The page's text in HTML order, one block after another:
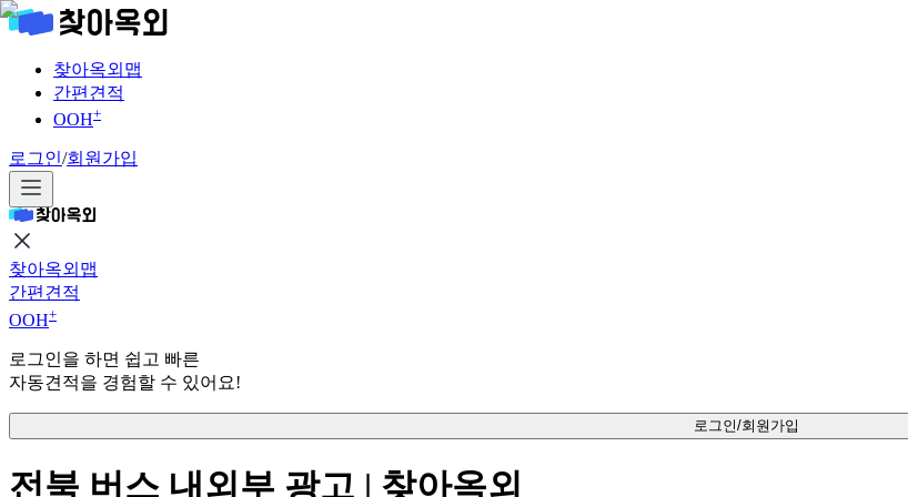
찾아옥외맵
간편견적
OOH+
로그인/회원가입
찾아옥외맵
간편견적
OOH+
로그인을 하면 쉽고 빠른
자동견적을 경험할 수 있어요!
로그인/회원가입
전북 버스 내외부 광고 | 찾아옥외